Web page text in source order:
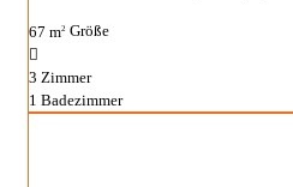
67 m2 Größe
3 Zimmer
1 Badezimmer